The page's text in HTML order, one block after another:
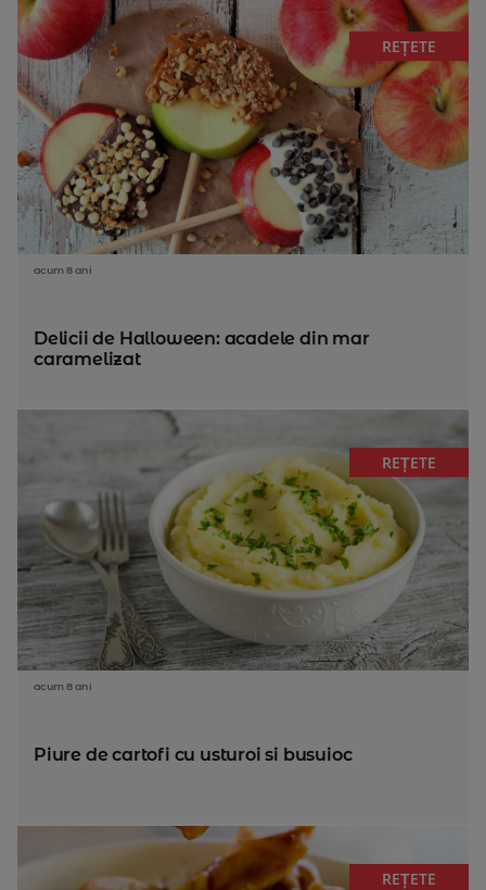
REȚETE
acum 8 ani
Delicii de Halloween: acadele din mar
caramelizat
REȚETE
acum 8 ani
Piure de cartofi cu usturoi si busuioc
REȚETE